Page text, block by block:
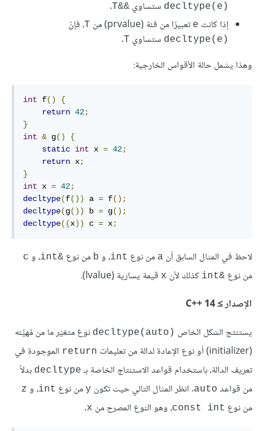
‎decltype(e)‎ ستساوي ‎T&&‎
.
إذا كانت ‎e‎ تعبيرًا من فئة (prvalue) من ‎T‎، فإنّ
‎decltype(e)‎ ستساوي ‎T‎
.
وهذا يشمل حالة الأقواس الخارجية:
int f()
{
return 42;
}
int & g()
{
static int x = 42;
return x;
}
int x = 42;
decltype(f()) a = f();
decltype(g()) b = g();
decltype((x)) c = x;
لاحظ في المثال السابق أن a من نوع int، و b من نوع &int ، و c
من نوع &int كذلك لأن x قيمة يسارية (lvalue).
الإصدار ≥ C++‎ 14
يستنتج الشكل الخاص ‎decltype(auto)‎ نوعَ متغيّر ما من مُهيِّئه
(initializer) أو نوع الإعادة لدالة من تعليمات
‎return‎ الموجودة في
تعريف الدالة، باستخدام قواعد الاستنتاج الخاصة بـ ‎decltype‎ بدلاً
من قواعد ‎auto‎. انظر المثال التالي حيث تكون y من نوع int، و z
من نوع const int، وهو النوع المصرح من x
.